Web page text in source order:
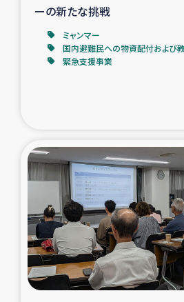
令和6年能登半島地震
国内避難民への物資配付
漁民によるマングロ
レバノンでのシリア難民へ
レバノンにおける
レバノンでのシリア難民
ーの新たな挑戦
ミャンマー
国内避難民への物資配付および
緊急支援事業